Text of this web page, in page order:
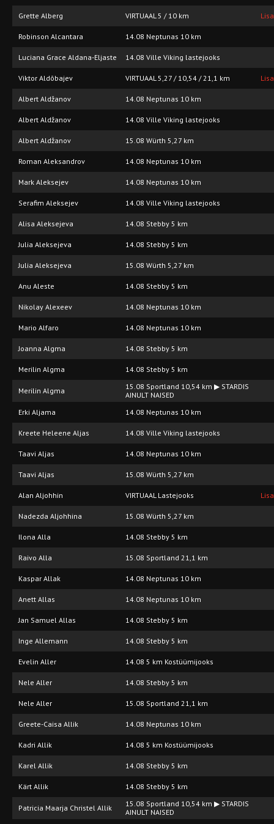
Grette Alberg VIRTUAAL 5 / 10 km
Robinson Alcantara 14.08 Neptunas 10 km
Luciana Grace Aldana-Eljaste 14.08 Ville Viking lastejooks
Viktor Aldõbajev VIRTUAAL 5,27 / 10,54 / 21,1 km
Albert Aldžanov 14.08 Neptunas 10 km
Albert Aldžanov 14.08 Ville Viking lastejooks
Albert Aldžanov 15.08 Würth 5,27 km
Roman Aleksandrov 14.08 Neptunas 10 km
Mark Aleksejev 14.08 Neptunas 10 km
Serafim Aleksejev 14.08 Ville Viking lastejooks
Alisa Aleksejeva 14.08 Stebby 5 km
Julia Aleksejeva 14.08 Stebby 5 km
Julia Aleksejeva 15.08 Würth 5,27 km
Anu Aleste 14.08 Stebby 5 km
Nikolay Alexeev 14.08 Neptunas 10 km
Mario Alfaro 14.08 Neptunas 10 km
Joanna Algma 14.08 Stebby 5 km
Merilin Algma 14.08 Stebby 5 km
Merilin Algma
15.08 Sportland 10,54 km ▶ STARDIS
AINULT NAISED
Erki Aljama
14.08 Neptunas 10 km
Kreete Heleene Aljas 14.08 Ville Viking lastejooks
Taavi Aljas 14.08 Neptunas 10 km
Taavi Aljas 15.08 Würth 5,27 km
Alan Aljohhin VIRTUAAL Lastejooks
Nadezda Aljohhina 15.08 Würth 5,27 km
Ilona Alla 14.08 Stebby 5 km
Raivo Alla 15.08 Sportland 21,1 km
Kaspar Allak 14.08 Neptunas 10 km
Anett Allas 14.08 Neptunas 10 km
Jan Samuel Allas 14.08 Stebby 5 km
Inge Allemann 14.08 Stebby 5 km
Evelin Aller 14.08 5 km Kostüümijooks
Nele Aller 14.08 Stebby 5 km
Nele Aller 15.08 Sportland 21,1 km
Greete-Caisa Allik 14.08 Neptunas 10 km
Kadri Allik 14.08 5 km Kostüümijooks
Karel Allik 14.08 Stebby 5 km
Kärt Allik 14.08 Stebby 5 km
Patricia Maarja Christel Allik
15.08 Sportland 10,54 km ▶ STARDIS
AINULT NAISED